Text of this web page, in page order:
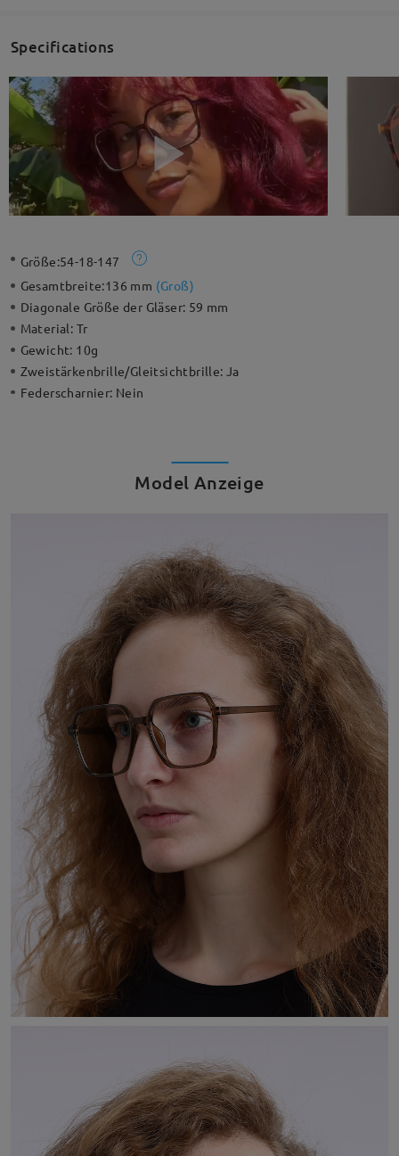
Specifications
Größe:54-18-147
Gesamtbreite:136 mm (Groß)
Diagonale Größe der Gläser: 59 mm
Material: Tr
Gewicht: 10g
Zweistärkenbrille/Gleitsichtbrille:Ja
Federscharnier: Nein
Model Anzeige